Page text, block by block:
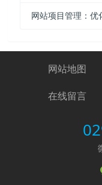
网站项目管理：
网站地图
在线留言